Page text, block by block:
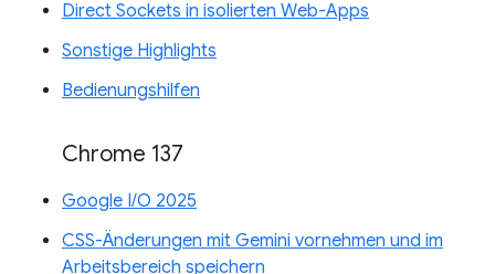
Direct Sockets in isolierten Web-Apps
Sonstige Highlights
Bedienungshilfen
Chrome 137
Google I/O 2025
CSS-Änderungen mit Gemini vornehmen und im
Arbeitsbereich speichern